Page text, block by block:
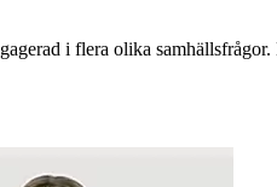
i flera olika